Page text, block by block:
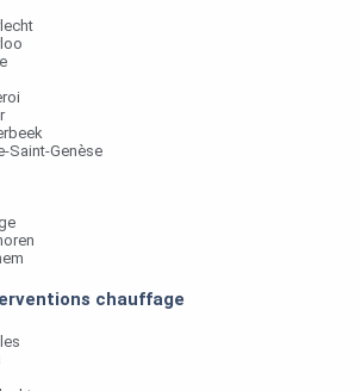
Saint-Genèse
chauffage